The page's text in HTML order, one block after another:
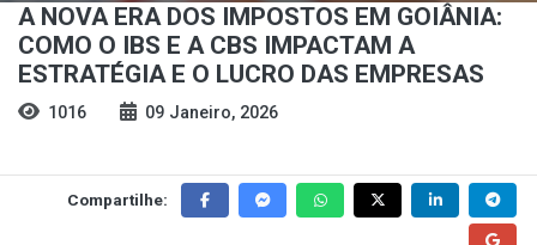
A NOVA ERA DOS IMPOSTOS EM GOIÂNIA:
COMO O IBS E A CBS IMPACTAM A
ESTRATÉGIA E O LUCRO DAS EMPRESAS
1016 09 Janeiro, 2026
Compartilhe: